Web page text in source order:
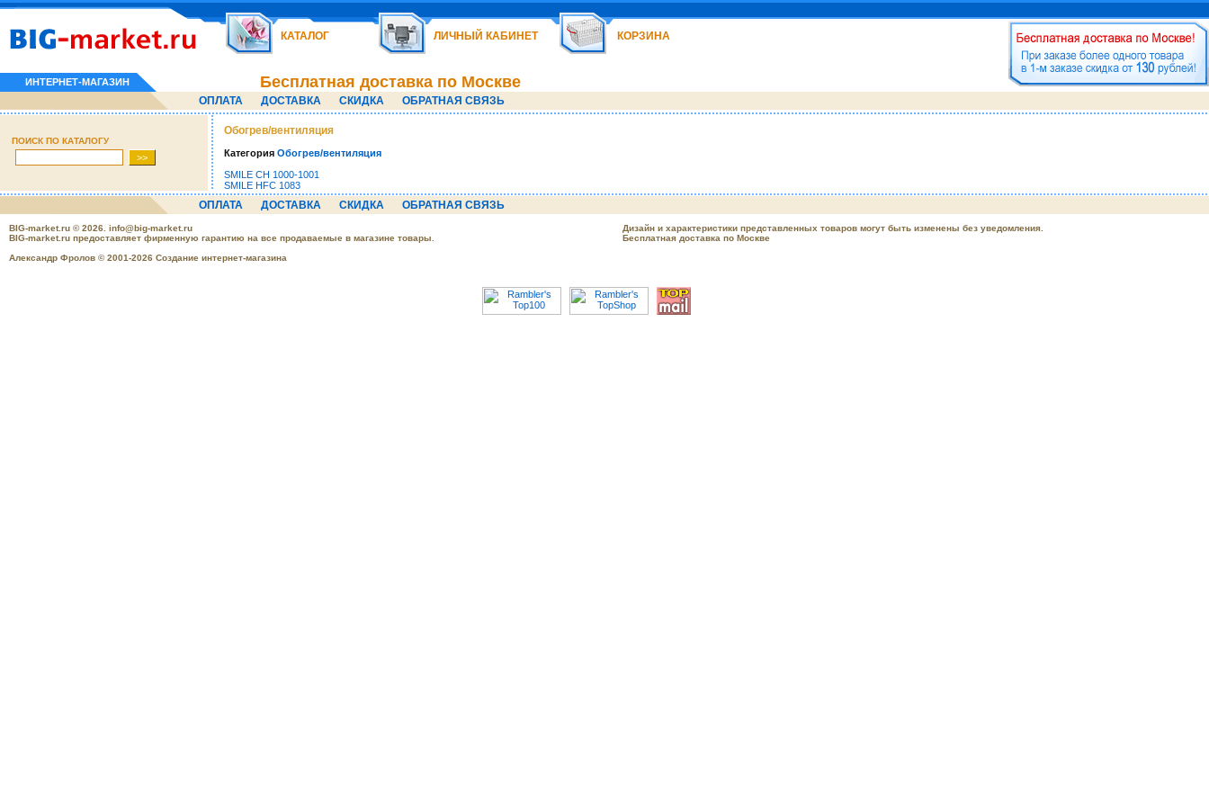
КАТАЛОГ ЛИЧНЫЙ КАБИНЕТ КОРЗИНА
ИНТЕРНЕТ-МАГАЗИН Бесплатная доставка по Москве
ОПЛАТА ДОСТАВКА СКИДКА ОБРАТНАЯ СВЯЗЬ
ПОИСК ПО КАТАЛОГУ
Обогрев/вентиляция
Категория Обогрев/вентиляция
SMILE CH 1000-1001
SMILE HFC 1083
ОПЛАТА ДОСТАВКА СКИДКА ОБРАТНАЯ СВЯЗЬ
BIG-market.ru © 2026. info@big-market.ru
BIG-market.ru предоставляет фирменную гарантию на все продаваемые в магазине товары.
Александр Фролов © 2001-2026 Создание интернет-магазина
Дизайн и характеристики представленных товаров могут быть изменены без уведомления.
Бесплатная доставка по Москве